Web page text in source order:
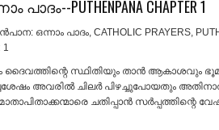
PUTHENPANA CHAPTER 1
ഒന്നാം പാദം, CATHOLIC PRAYERS,
1
ദൈവത്തിന്റെ സ്ഥിതിയും താന്‍ ആകാശവും
അവരില്‍ ചിലര്‍ പിഴച്ചുപോയതും
ചതിപ്പാന്‍ സര്‍പ്പത്തിന്റെ